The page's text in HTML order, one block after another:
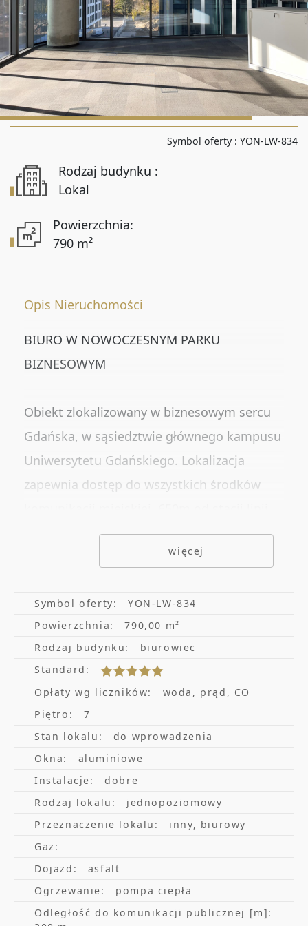
Liczba pokoi od
Liczba pokoi do
Powierzchnia do
Lokalizacja
Numer oferty
Rynekwtórny
Rynekpierwotny
Oferty ze zdjęciem
Oferty bez prowizji
Oferty na wyłączność
Symbol oferty : YON-LW-834
Rodzaj budynku :
Lokal
Powierzchnia:
790 m²
Opis Nieruchomości
BIURO W NOWOCZESNYM PARKU
BIZNESOWYM
Obiekt zlokalizowany w biznesowym sercu
Gdańska, w sąsiedztwie głównego kampusu
Uniwersytetu Gdańskiego. Lokalizacja
zapewnia dostęp do wszystkich środków
systemy wymiany powietrza oraz
zabezpieczenia energetyczne zapewniające
ciągłość pracy. Szeroka oferta usług
uzupełniających w okolicy.
dostęp 24/7
szybkie łącze światłowodowe
lokale gastronomiczne oraz usługi
cateringowe
pełne przeszklenie elewacji
zapewniające elastyczność i ustawność
(prysznic, szatnia, stojaki)
więcej
Symbol oferty:
YON-LW-834
Powierzchnia:
790,00 m²
Rodzaj budynku:
biurowiec
Standard:
Opłaty wg liczników:
woda, prąd, CO
Piętro:
7
Stan lokalu:
do wprowadzenia
Okna:
aluminiowe
Instalacje:
dobre
Rodzaj lokalu:
jednopoziomowy
Przeznaczenie lokalu:
inny, biurowy
Gaz:
Dojazd:
asfalt
Ogrzewanie:
pompa ciepła
Odległość do komunikacji publicznej [m]: